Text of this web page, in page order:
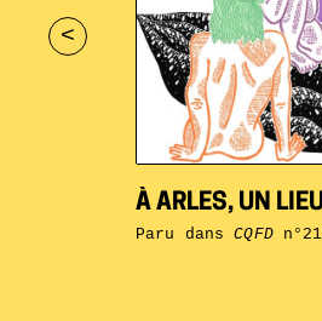
<
À ARLES, UN
Paru dansCQFD